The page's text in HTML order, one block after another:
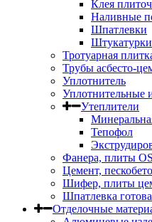
Клея
Наливные
Шпатлевки
Штукатурки
Тротуарная
Трубы асбесто-
Уплотнитель
Уплотнительные
Утеплители
Тепофол
Фанера, плиты
Цемент,
Шифер, плиты
Шпатлевка
Отделочные